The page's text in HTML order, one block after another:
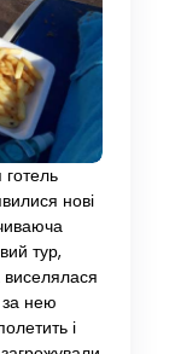
нові
тур,
виселялася
за нею
і